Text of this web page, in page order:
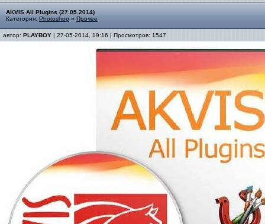
AKVIS All Plugins (27.05.2014)
Категория: Photoshop » Прочее
автор: PLAYBOY | 27-05-2014, 19:16 | Просмотров: 1547